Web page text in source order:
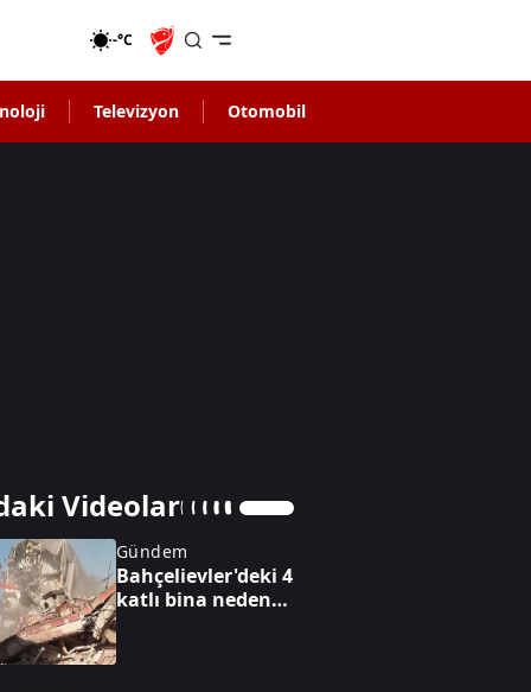
-°C
Televizyon Otomobil
Videolar
Gündem
Bahçelievler'deki 4
katlı bina neden